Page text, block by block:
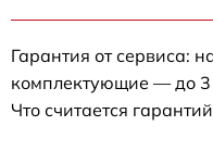
Гарантия от сервиса:
комплектующие — до 3
Что считается